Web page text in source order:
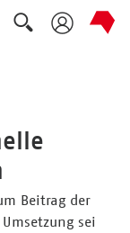
Suche
Beitrag der
sei